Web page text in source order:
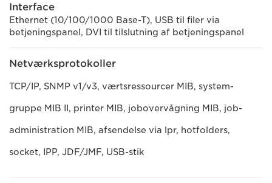
Interface
Ethernet (10/100/1000 Base-T), USB til filer via
betjeningspanel, DVI til tilslutning af betjeningspanel
Netværksprotokoller
TCP/IP, SNMP v1/v3, værtsressourcer MIB, system-
gruppe MIB II, printer MIB, jobovervågning MIB, job-
administration MIB, afsendelse via lpr, hotfolders,
socket, IPP, JDF/JMF, USB-stik